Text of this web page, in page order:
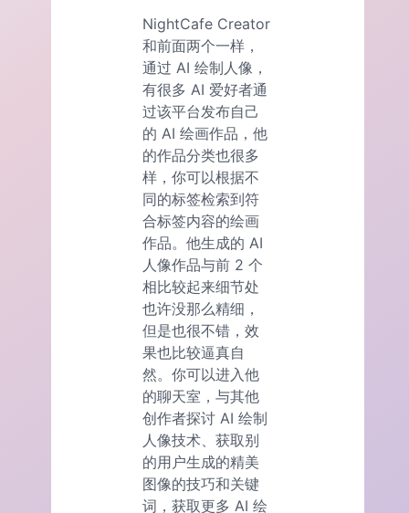
NightCafe Creator
和前面两个一样，
通过 AI 绘制人像，
有很多 AI 爱好者通
过该平台发布自己
的 AI 绘画作品，他
的作品分类也很多
样，你可以根据不
同的标签检索到符
合标签内容的绘画
作品。他生成的 AI
人像作品与前 2 个
相比较起来细节处
也许没那么精细，
但是也很不错，效
果也比较逼真自
然。你可以进入他
的聊天室，与其他
创作者探讨 AI 绘制
人像技术、获取别
的用户生成的精美
图像的技巧和关键
词，获取更多 AI 绘